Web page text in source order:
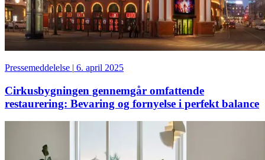
Pressemeddelelse | 6. april 2025
Cirkusbygningen gennemgår omfattende
restaurering: Bevaring og fornyelse i perfekt balance